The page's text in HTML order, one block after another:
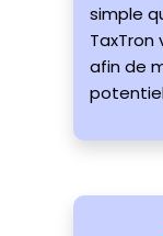
simple
afin de